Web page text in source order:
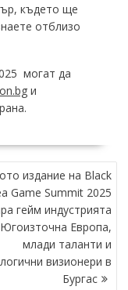
където ще
отблизо
могат да
и
издание на Black
Game Summit 2025
гейм индустрията
Европа,
млади таланти и
визионери в
Бургас